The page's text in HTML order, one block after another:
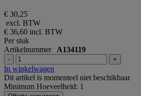
€ 30,25
excl. BTW
€ 36,60 incl. BTW
Per stuk
Artikelnummer A134119
- +
In winkelwagen
Dit artikel is momenteel niet beschikbaar
Minimum Hoeveelheid: 1